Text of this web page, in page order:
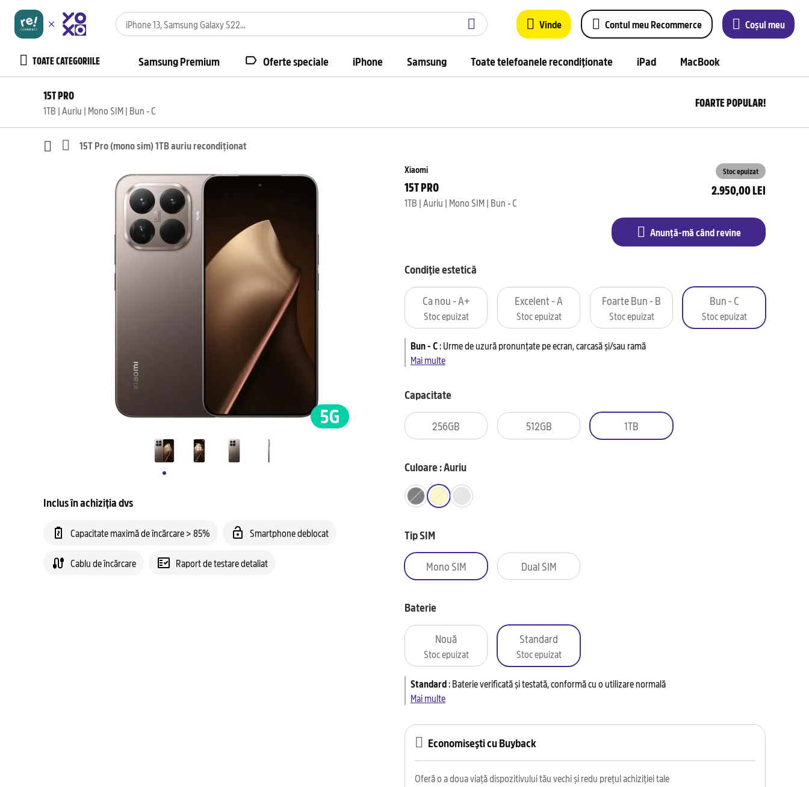
Vinde Contul meu Recommerce Coșul meu
TOATE CATEGORIILE Samsung Premium Oferte speciale iPhone Samsung Toate telefoanele recondiționate iPad MacBook
15T PRO
1TB | Auriu | Mono SIM | Bun - C
FOARTE POPULAR!
15T Pro (mono sim) 1TB auriu recondiționat
Xiaomi
15T PRO
1TB | Auriu | Mono SIM | Bun - C
Stoc epuizat
Inclus în achiziția dvs
Capacitate maximă de încărcare > 85% Smartphone deblocat
Cablu de încărcare Raport de testare detaliat
2.950,00 LEI
Anunță-mă când revine
Condiție estetică
Ca nou - A+
Stoc epuizat
Excelent - A
Stoc epuizat
Foarte Bun - B
Stoc epuizat
Bun - C
Stoc epuizat
Bun - C:Urme de uzură pronunțate pe ecran, carcasă și/sau ramă
Mai multe
Capacitate
256GB 512GB 1TB
Culoare : Auriu
Tip SIM
Mono SIM Dual SIM
Baterie
Nouă
Stoc epuizat
Standard
Stoc epuizat
Standard:Baterie verificată și testată, conformă cu o utilizare normală
Mai multe
Economisești cu Buyback
Oferă o a doua viață dispozitivului tău vechi și redu prețul achiziției tale